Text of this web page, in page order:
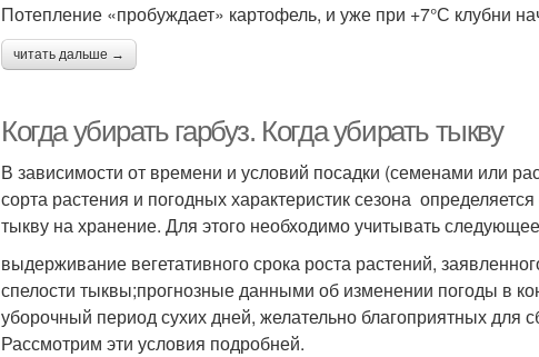
Потепление «пробуждает» картофель, и уже при +7°С клубни
читать дальше →
Когда убирать гарбуз. Когда убирать тыкву
В зависимости от времени и условий посадки (семенами или
сорта растения и погодных характеристик сезона
тыкву на хранение. Для этого необходимо учитывать
выдерживание вегетативного срока роста растений,
спелости тыквы;прогнозные данными об изменении погоды в
уборочный период сухих дней, желательно благоприятных для
Рассмотрим эти условия подробней.